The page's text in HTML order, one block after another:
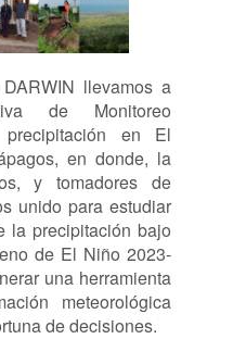
llevamos a
de Monitoreo
en El
en donde, la
y tomadores de
unido para estudiar
la precipitación bajo
de El Niño 2023-
una herramienta
meteorológica
de decisiones.